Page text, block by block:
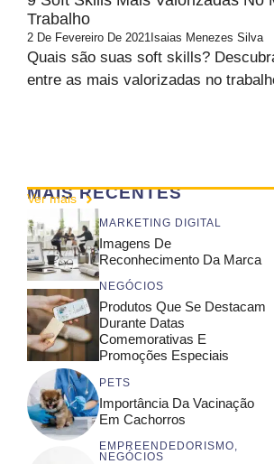
Trabalho
2 De Fevereiro De 2021 Isaias Menezes Silva
Quais são suas soft skills?
entre as mais valorizadas no
MAIS RECENTES
Ver mais
MARKETING DIGITAL
Imagens De
Reconhecimento Da Marca
NEGÓCIOS
Produtos Que Se Destacam
Durante Datas
Comemorativas E
Promoções Especiais
PETS
Importância Da Vacinação
Em Cachorros
EMPREENDEDORISMO,
NEGÓCIOS